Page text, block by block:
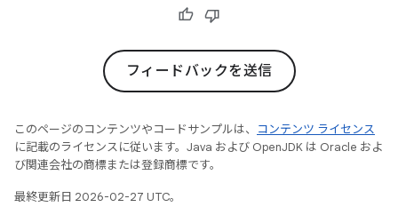
フィードバックを送信
このページのコンテンツやコードサンプルは、
コンテンツ ライセンス
に記載のライセンスに従います。Java および OpenJDK は Oracle およ
び関連会社の商標または登録商標です。
最終更新日 2026-02-27 UTC。